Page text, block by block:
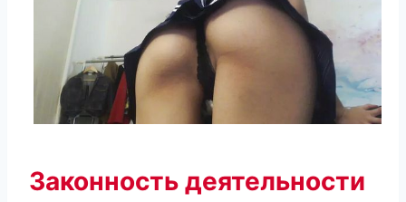
Законность деятельности